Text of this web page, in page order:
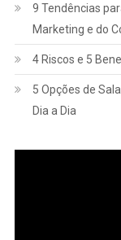
9 Tendências
Marketing e do
4 Riscos e 5
5 Opções de
Dia a Dia